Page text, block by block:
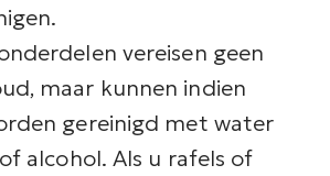
vereisen geen
maar kunnen indien
gereinigd met water
alcohol. Als u rafels of